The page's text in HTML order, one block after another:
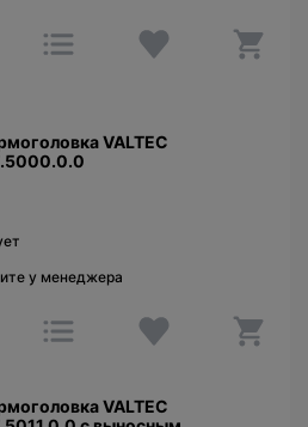
VALTEC
у менеджера
VALTEC